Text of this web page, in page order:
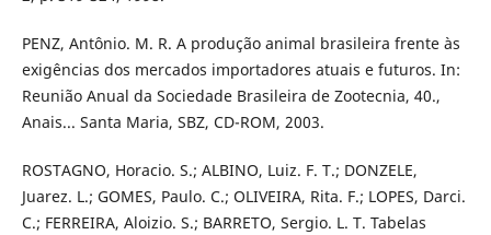
PENZ, Antônio. M. R. A produção animal brasileira frente às
exigências dos mercados importadores atuais e futuros. In:
Reunião Anual da Sociedade Brasileira de Zootecnia, 40.,
Anais... Santa Maria, SBZ, CD-ROM, 2003.
ROSTAGNO, Horacio. S.; ALBINO, Luiz. F. T.; DONZELE,
Juarez. L.; GOMES, Paulo. C.; OLIVEIRA, Rita. F.; LOPES, Darci.
C.; FERREIRA, Aloizio. S.; BARRETO, Sergio. L. T. Tabelas